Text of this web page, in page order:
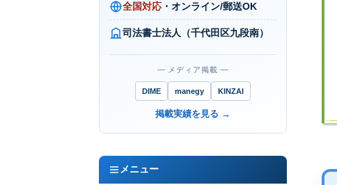
全国対応 ・オンライン/郵送OK
司法書士法人（千代田区九段南）
― メディア掲載 ―
DIME manegy KINZAI
掲載実績を見る →
メニュー